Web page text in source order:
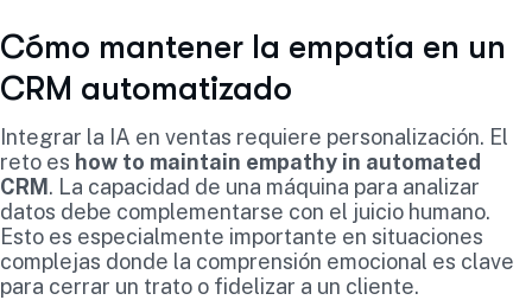
Cómo mantener la empatía en un
CRM automatizado
Integrar la IA en ventas requiere personalización. El
reto es how to maintain empathy in automated
CRM. La capacidad de una máquina para analizar
datos debe complementarse con el juicio humano.
Esto es especialmente importante en situaciones
complejas donde la comprensión emocional es clave
para cerrar un trato o fidelizar a un cliente.